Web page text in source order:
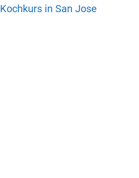
Kochkurs in San Jose